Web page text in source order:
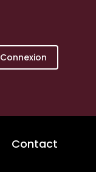
Connexion
Contact